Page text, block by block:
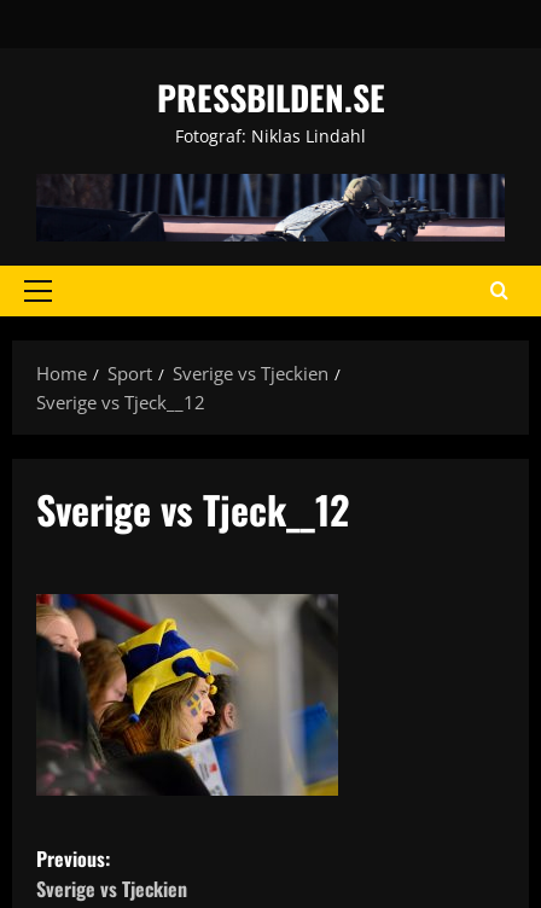
PRESSBILDEN.SE
Fotograf: Niklas Lindahl
Primary
Home
Sport
Sverige vs Tjeckien
Sverige vs Tjeck__12
Sverige vs Tjeck__12
P
Previous:
Sverige vs Tjeckien